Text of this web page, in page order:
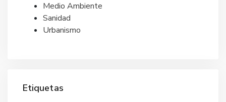
Medio Ambiente
Sanidad
Urbanismo
Etiquetas